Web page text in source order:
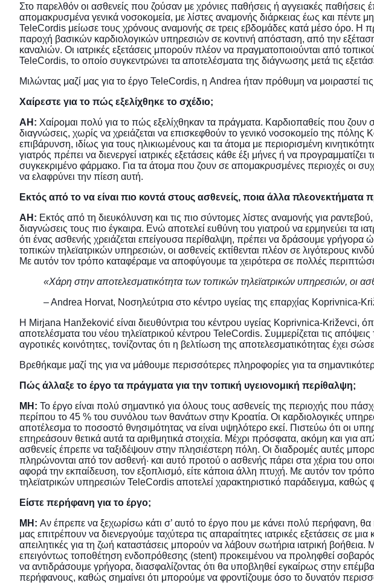
Στο παρελθόν οι ασθενείς που ζούσαν με χρόνιες παθήσεις ή αγγειακές παθήσεις
απομακρυσμένα γενικά νοσοκομεία, με λίστες αναμονής διάρκειας έως και πέντε
TeleCordis μείωσε τους χρόνους αναμονής σε τρεις εβδομάδες κατά μέσο όρο. Η
παροχή βασικών καρδιολογικών υπηρεσιών σε κοντινή απόσταση, από την
καναλιών. Οι ιατρικές εξετάσεις μπορούν πλέον να πραγματοποιούνται από
TeleCordis, το οποίο συγκεντρώνει τα αποτελέσματα της διάγνωσης μετά τις
Μιλώντας μαζί μας για το έργο TeleCordis, η Andrea ήταν πρόθυμη να μοιραστεί τις
Χαίρεστε για το πώς εξελίχθηκε το σχέδιο;
AH: Χαίρομαι πολύ για το πώς εξελίχθηκαν τα πράγματα. Καρδιοπαθείς που
διαγνώσεις, χωρίς να χρειάζεται να επισκεφθούν το γενικό νοσοκομείο της πόλης
επιβάρυνση, ιδίως για τους ηλικιωμένους και τα άτομα με περιορισμένη
γιατρός πρέπει να διενεργεί ιατρικές εξετάσεις κάθε έξι μήνες ή να
συγκεκριμένο φάρμακο. Για τα άτομα που ζουν σε απομακρυσμένες περιοχές οι
να ελαφρύνει την πίεση αυτή.
Εκτός από το να είναι πιο κοντά στους ασθενείς, ποια άλλα πλεονεκτήματα
AH: Εκτός από τη διευκόλυνση και τις πιο σύντομες λίστες αναμονής για ραντεβού,
διαγνώσεις τους πιο έγκαιρα. Ενώ αποτελεί ευθύνη του γιατρού να ερμηνεύει τα
ότι ένας ασθενής χρειάζεται επείγουσα περίθαλψη, πρέπει να δράσουμε γρήγορα
τοπικών τηλεϊατρικών υπηρεσιών, οι ασθενείς εκτίθενται πλέον σε λιγότερους
Με αυτόν τον τρόπο καταφέραμε να αποφύγουμε τα χειρότερα σε πολλές
«Χάρη στην αποτελεσματικότητα των τοπικών τηλεϊατρικών υπηρεσιών, οι
– Andrea Horvat, Νοσηλεύτρια στο κέντρο υγείας της επαρχίας Koprivnica-
Η Mirjana Hanžeković είναι διευθύντρια του κέντρου υγείας Koprivnica-Križevci,
αποτελέσματα του νέου τηλεϊατρικού κέντρου TeleCordis. Συμμερίζεται τις
αγροτικές κοινότητες, τονίζοντας ότι η βελτίωση της αποτελεσματικότητας έχει
Βρεθήκαμε μαζί της για να μάθουμε περισσότερες πληροφορίες για τα
Πώς άλλαξε το έργο τα πράγματα για την τοπική υγειονομική περίθαλψη;
MH: Το έργο είναι πολύ σημαντικό για όλους τους ασθενείς της περιοχής που
περίπου το 45 % του συνόλου των θανάτων στην Κροατία. Οι καρδιολογικές
αποτέλεσμα το ποσοστό θνησιμότητας να είναι υψηλότερο εκεί. Πιστεύω ότι οι
επηρεάσουν θετικά αυτά τα αριθμητικά στοιχεία. Μέχρι πρόσφατα, ακόμη και
ασθενείς έπρεπε να ταξιδέψουν στην πλησιέστερη πόλη. Οι διαδρομές αυτές
πληρώνονται από τον ασθενή· και αυτό προτού ο ασθενής πάρει στα χέρια του
αφορά την εκπαίδευση, τον εξοπλισμό, είτε κάποια άλλη πτυχή. Με αυτόν τον
τηλεϊατρικών υπηρεσιών TeleCordis αποτελεί χαρακτηριστικό παράδειγμα,
Είστε περήφανη για το έργο;
MH: Αν έπρεπε να ξεχωρίσω κάτι σ’ αυτό το έργο που με κάνει πολύ περήφανη, θα
μας επιτρέπουν να διενεργούμε ταχύτερα τις απαραίτητες ιατρικές εξετάσεις σε
απειλητικές για τη ζωή καταστάσεις μπορούν να λάβουν σωτήρια ιατρική
επειγόντως τοποθέτηση ενδοπρόθεσης (stent) προκειμένου να προληφθεί
να αντιδράσουμε γρήγορα, διασφαλίζοντας ότι θα υποβληθεί εγκαίρως στην
περήφανους, καθώς σημαίνει ότι μπορούμε να φροντίζουμε όσο το δυνατόν